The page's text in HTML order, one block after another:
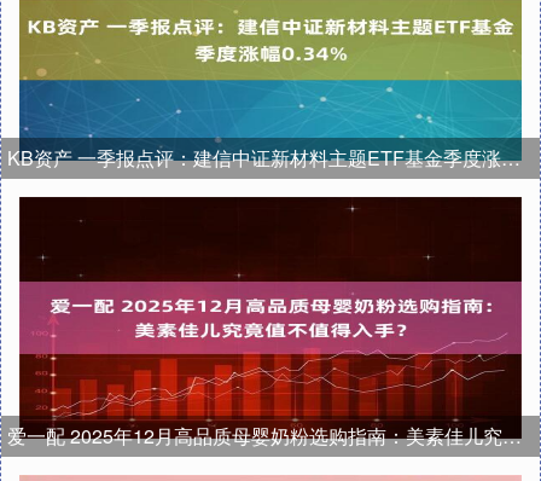
KB资产 一季报点评：建信中证新材料主题ETF基金季度涨幅0.34%
爱一配 2025年12月高品质母婴奶粉选购指南：美素佳儿究竟值不值得入手？